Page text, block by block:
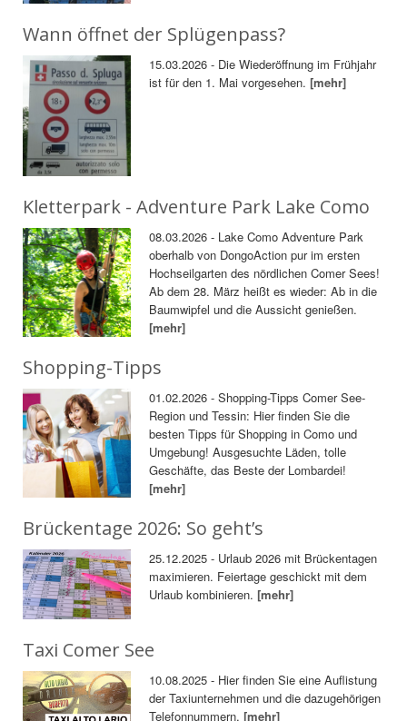
Wann öffnet der Splügenpass?
15.03.2026 - Die Wiederöffnung im Frühjahr
ist für den 1. Mai vorgesehen.[mehr]
Kletterpark - Adventure Park Lake Como
08.03.2026 - Lake Como Adventure Park
oberhalb von DongoAction pur im ersten
Hochseilgarten des nördlichen Comer Sees!
Ab dem 28. März heißt es wieder: Ab in die
Baumwipfel und die Aussicht genießen.
[mehr]
Shopping-Tipps
01.02.2026 - Shopping-Tipps Comer See-
Region und Tessin: Hier finden Sie die
besten Tipps für Shopping in Como und
Umgebung! Ausgesuchte Läden, tolle
Geschäfte, das Beste der Lombardei!
[mehr]
Brückentage 2026: So geht’s
25.12.2025 - Urlaub 2026 mit Brückentagen
maximieren. Feiertage geschickt mit dem
Urlaub kombinieren.[mehr]
Taxi Comer See
10.08.2025 - Hier finden Sie eine Auflistung
der Taxiunternehmen und die dazugehörigen
Telefonnummern.[mehr]